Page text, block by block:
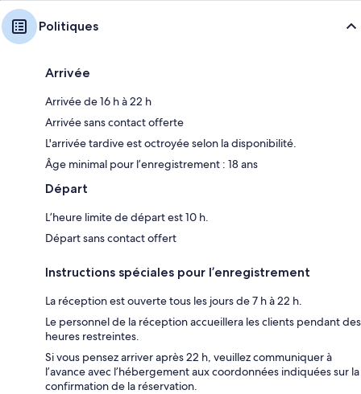
Politiques
Arrivée
Arrivée de 16 h à 22 h
Arrivée sans contact offerte
L'arrivée tardive est octroyée selon la disponibilité.
Âge minimal pour l’enregistrement : 18 ans
Départ
L’heure limite de départ est 10 h.
Départ sans contact offert
Instructions spéciales pour l’enregistrement
La réception est ouverte tous les jours de 7 h à 22 h.
Le personnel de la réception accueillera les clients pendant des
heures restreintes.
Si vous pensez arriver après 22 h, veuillez communiquer à
l’avance avec l’hébergement aux coordonnées indiquées sur la
confirmation de la réservation.